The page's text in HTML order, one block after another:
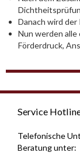
Danach wird
Nun werden
Förderdruck,
Service
Telefonische
Beratung unter: